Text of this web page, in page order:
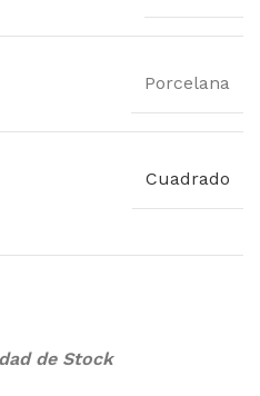
Porcelana
Cuadrado
de Stock